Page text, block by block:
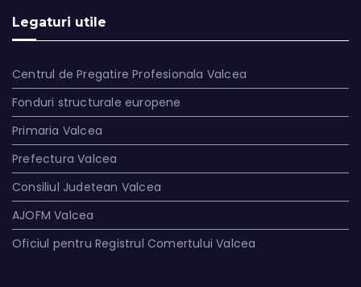
Legaturi utile
Centrul de Pregatire Profesionala Valcea
Fonduri structurale europene
Primaria Valcea
Prefectura Valcea
Consiliul Judetean Valcea
AJOFM Valcea
Oficiul pentru Registrul Comertului Valcea